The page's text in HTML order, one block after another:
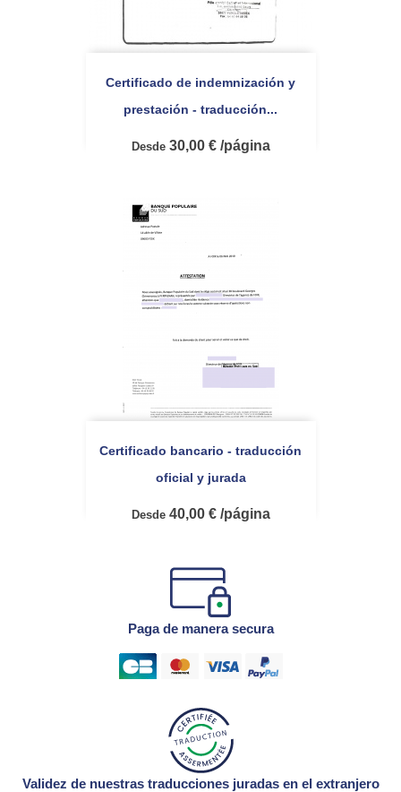
Certificado de indemnización y
prestación - traducción...
Desde30,00 € /página
Certificado bancario - traducción
oficial y jurada
Desde40,00 € /página
Paga de manera secura
Validez de nuestras traducciones juradas en el extranjero